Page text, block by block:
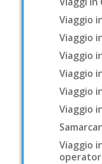
Viaggio
Viaggio
Viaggio
Viaggio
Viaggio
Viaggio
Viaggio